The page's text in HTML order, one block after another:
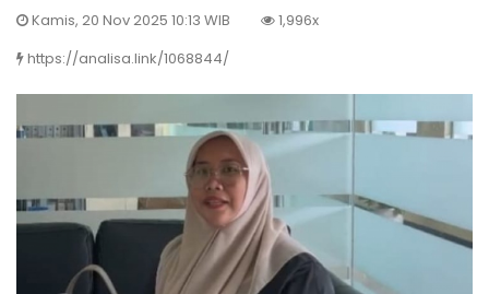
Kamis, 20 Nov 2025 10:13 WIB
1,996x
https://analisa.link/1068844/